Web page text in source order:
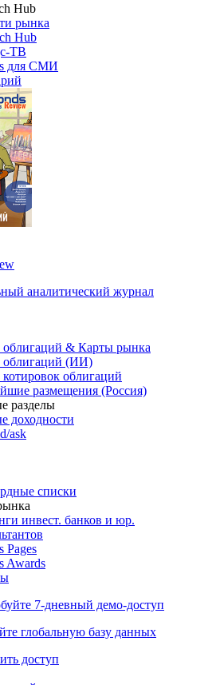
Hub
рынка
Hub
ТВ
для СМИ
аналитический журнал
& Карты рынка
облигаций (ИИ)
облигаций
размещения (Россия)
разделы
доходности
ask
списки
инвест. банков и юр.
Pages
Awards
7-дневный демо-доступ
глобальную базу данных
доступ